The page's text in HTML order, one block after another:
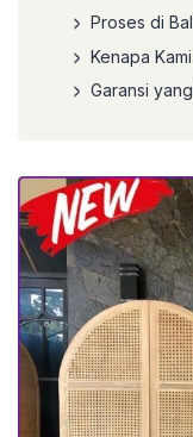
Proses di
Kenapa
Garansi